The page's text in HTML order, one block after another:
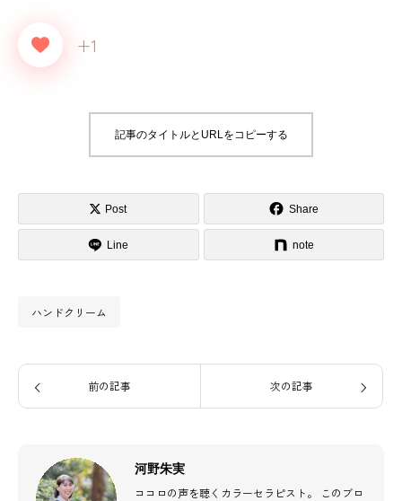
+1
記事のタイトルとURLをコピーする
Post Share
Line note
ハンドクリーム
前の記事 次の記事
河野朱実
ココロの声を聴くカラーセラピスト。 このブロ